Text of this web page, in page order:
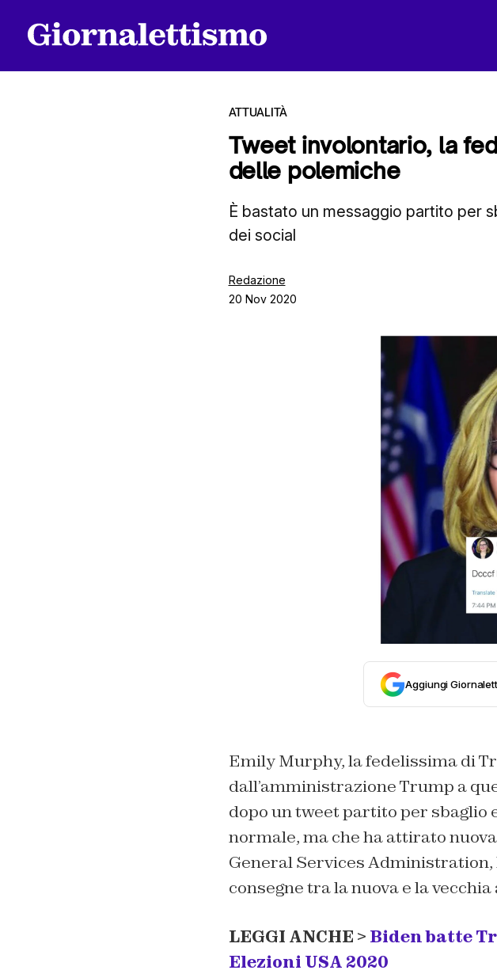
ATTUALITÀ
Tweet involontario, la
delle polemiche
È bastato un messaggio partito per
dei social
Redazione
20 Nov 2020
Aggiungi
Emily Murphy, la fedelissima di
dall’amministrazione Trump a
dopo un tweet partito per sbaglio
normale, ma che ha attirato
General Services Administration,
consegne tra la nuova e la
LEGGI ANCHE > Biden batte
Elezioni USA 2020